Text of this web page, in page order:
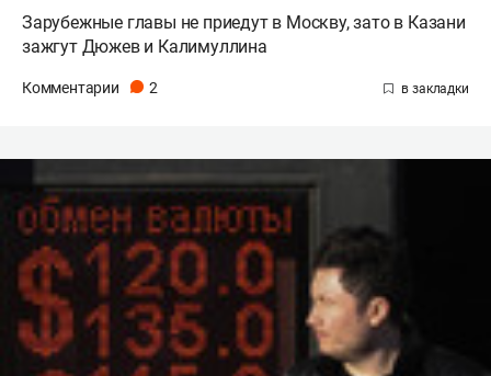
Зарубежные главы не приедут в Москву, зато в Казани
зажгут Дюжев и Калимуллина
Комментарии 2